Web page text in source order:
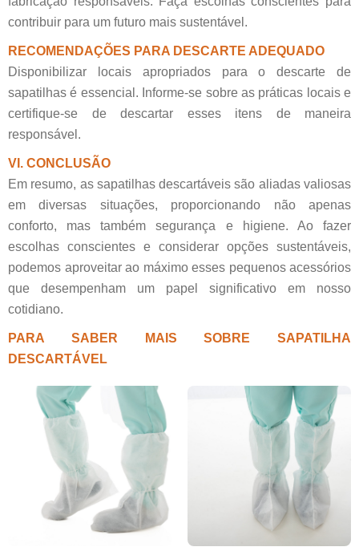
contribuir para um futuro mais sustentável.
RECOMENDAÇÕES PARA DESCARTE ADEQUADO
Disponibilizar locais apropriados para o descarte de
sapatilhas é essencial. Informe-se sobre as práticas locais e
certifique-se de descartar esses itens de maneira
responsável.
VI. CONCLUSÃO
Em resumo, as sapatilhas descartáveis são aliadas valiosas
em diversas situações, proporcionando não apenas
conforto, mas também segurança e higiene. Ao fazer
escolhas conscientes e considerar opções sustentáveis,
podemos aproveitar ao máximo esses pequenos acessórios
que desempenham um papel significativo em nosso
cotidiano.
PARA SABER MAIS SOBRE SAPATILHA
DESCARTÁVEL